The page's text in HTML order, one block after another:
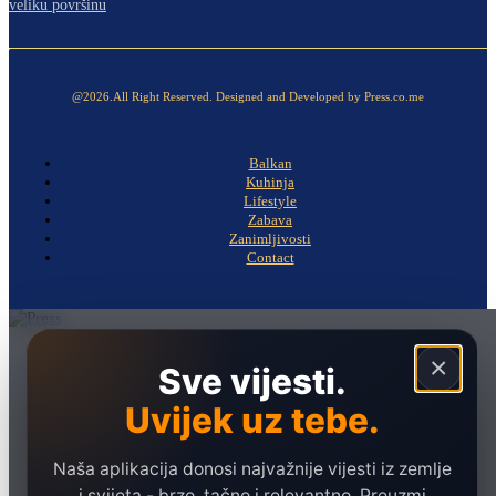
veliku površinu
@2026.All Right Reserved. Designed and Developed by Press.co.me
Balkan
Kuhinja
Lifestyle
Zabava
Zanimljivosti
Contact
×
Sve vijesti.
Uvijek uz tebe.
Naša aplikacija donosi najvažnije vijesti iz zemlje
Ekonomija